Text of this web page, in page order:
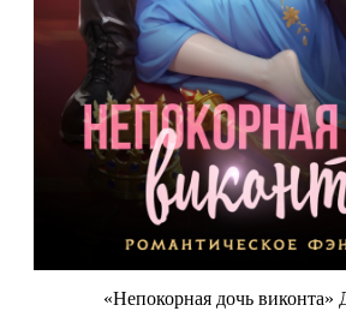
«Непокорная дочь